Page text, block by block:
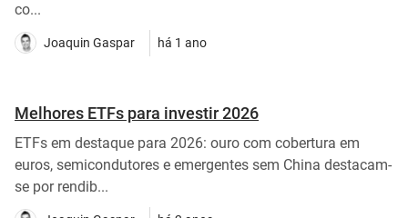
co...
Joaquin Gaspar há 1 ano
Melhores ETFs para investir 2026
ETFs em destaque para 2026: ouro com cobertura em
euros, semicondutores e emergentes sem China destacam-
se por rendib...